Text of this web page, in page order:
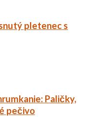
pletenec s
Paličky,
pečivo